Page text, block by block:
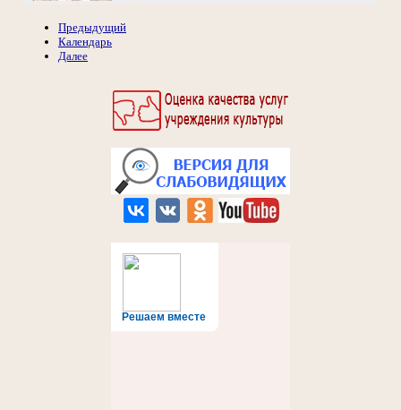
Решаем вместе
Предыдущий
Календарь
Далее